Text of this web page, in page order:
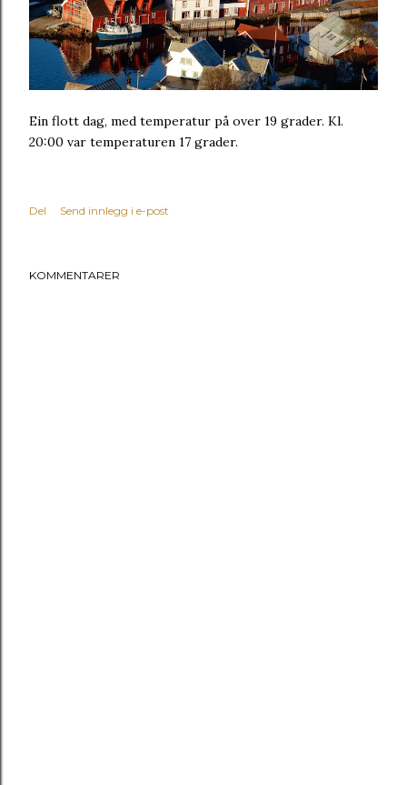
Ein flott dag, med temperatur på over 19 grader. Kl.
20:00 var temperaturen 17 grader.
Del Send innlegg i e-post
KOMMENTARER